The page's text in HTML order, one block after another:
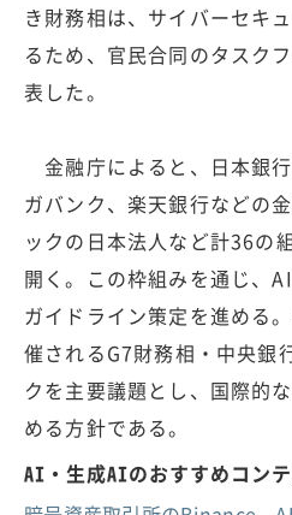
き財務相は、サイバーセキ
るため、官民合同のタスク
表した。
金融庁によると、日本銀
ガバンク、楽天銀行などの
ックの日本法人など計36の
開く。この枠組みを通じ、
ガイドライン策定を進める
催されるG7財務相・中央銀
クを主要議題とし、国際的
める方針である。
AI・生成AIのおすすめコン